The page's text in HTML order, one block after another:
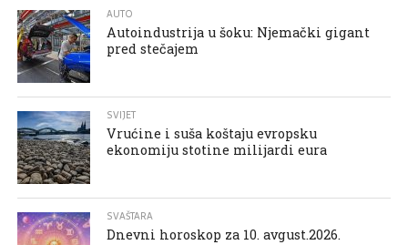
AUTO
Autoindustrija u šoku: Njemački gigant
pred stečajem
SVIJET
Vrućine i suša koštaju evropsku
ekonomiju stotine milijardi eura
SVAŠTARA
Dnevni horoskop za 10. avgust.2026.